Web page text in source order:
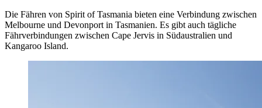
Die Fähren von Spirit of Tasmania bieten eine Verbindung zwischen
Melbourne und Devonport in Tasmanien. Es gibt auch tägliche
Fährverbindungen zwischen Cape Jervis in Südaustralien und
Kangaroo Island.